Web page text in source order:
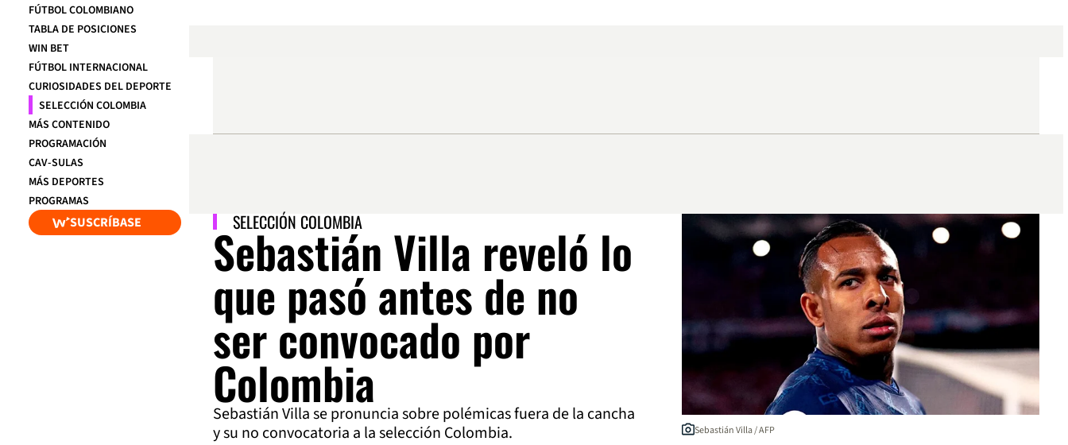
FÚTBOL COLOMBIANO
TABLA DE POSICIONES
WIN BET
FÚTBOL INTERNACIONAL
CURIOSIDADES DEL DEPORTE
SELECCIÓN COLOMBIA
MÁS CONTENIDO
PROGRAMACIÓN
CAV-SULAS
MÁS DEPORTES
PROGRAMAS
SUSCRÍBASE SELECCIÓN COLOMBIA
Sebastián Villa reveló lo
que pasó antes de no
ser convocado por
Colombia
Sebastián Villa se pronuncia sobre polémicas fuera de la cancha
y su no convocatoria a la selección Colombia.
Sebastián Villa / AFP